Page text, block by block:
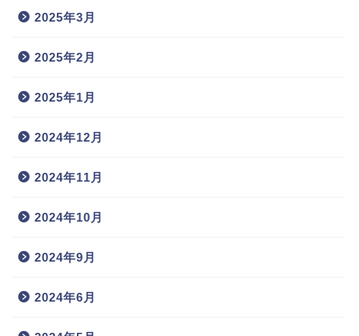
2025年3月
2025年2月
2025年1月
2024年12月
2024年11月
2024年10月
2024年9月
2024年6月